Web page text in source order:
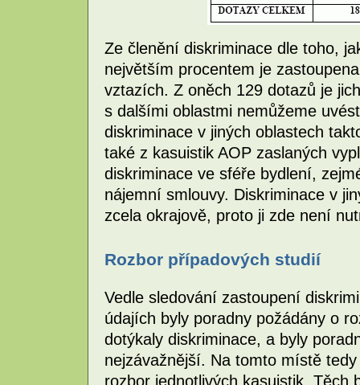
Ze členění diskriminace dle toho,
největším procentem je
vztazích. Z oněch 129 dotazů je
s dalšími oblastmi nemůžeme
diskriminace v jiných oblastech
také z kasuistik AOP zaslaných
diskriminace ve sféře bydlení,
nájemní smlouvy. Diskriminace v
zcela okrajově, proto ji zde není
Rozbor případových studií
Vedle sledování zastoupení
údajích byly poradny požádány o
dotýkaly diskriminace, a byly
nejzávažnější. Na tomto místě
rozbor jednotlivých kasuistik. Těch